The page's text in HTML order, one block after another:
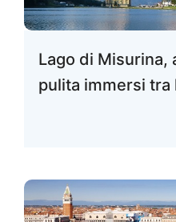
Lago di Misurina,
pulita immersi tra